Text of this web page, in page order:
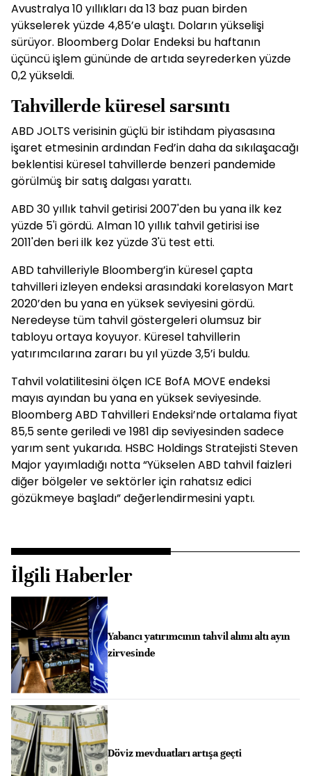
Avustralya 10 yıllıkları da 13 baz puan birden
yükselerek yüzde 4,85’e ulaştı. Doların yükselişi
sürüyor. Bloomberg Dolar Endeksi bu haftanın
üçüncü işlem gününde de artıda seyrederken yüzde
0,2 yükseldi.
Tahvillerde küresel sarsıntı
ABD JOLTS verisinin güçlü bir istihdam piyasasına
işaret etmesinin ardından Fed’in daha da sıkılaşacağı
beklentisi küresel tahvillerde benzeri pandemide
görülmüş bir satış dalgası yarattı.
ABD 30 yıllık tahvil getirisi 2007'den bu yana ilk kez
yüzde 5'i gördü. Alman 10 yıllık tahvil getirisi ise
2011'den beri ilk kez yüzde 3'ü test etti.
ABD tahvilleriyle Bloomberg’in küresel çapta
tahvilleri izleyen endeksi arasındaki korelasyon Mart
2020’den bu yana en yüksek seviyesini gördü.
Neredeyse tüm tahvil göstergeleri olumsuz bir
tabloyu ortaya koyuyor. Küresel tahvillerin
yatırımcılarına zararı bu yıl yüzde 3,5’i buldu.
Tahvil volatilitesini ölçen ICE BofA MOVE endeksi
mayıs ayından bu yana en yüksek seviyesinde.
Bloomberg ABD Tahvilleri Endeksi’nde ortalama fiyat
85,5 sente geriledi ve 1981 dip seviyesinden sadece
yarım sent yukarıda. HSBC Holdings Stratejisti Steven
Major yayımladığı notta “Yükselen ABD tahvil faizleri
diğer bölgeler ve sektörler için rahatsız edici
gözükmeye başladı” değerlendirmesini yaptı.
İlgili Haberler
Yabancı yatırımcının tahvil alımı altı ayın
zirvesinde
Döviz mevduatları artışa geçti